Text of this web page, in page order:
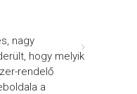
nagy
hogy melyik
rendelő
a